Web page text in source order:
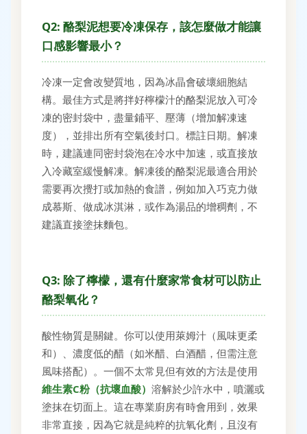
Q2: 酪梨泥想要冷凍保存，該怎麼做才能讓
口感影響最小？
冷凍一定會改變質地，因為冰晶會破壞細胞結
構。最佳方式是將拌好檸檬汁的酪梨泥放入可冷
凍的密封袋中，盡量鋪平、壓薄（增加解凍速
度），並排出所有空氣後封口。標註日期。解凍
時，建議連同密封袋泡在冷水中加速，或直接放
入冷藏室緩慢解凍。解凍後的酪梨泥最適合用於
需要再次攪打或加熱的食譜，例如加入巧克力做
成慕斯、做成冰淇淋，或作為湯品的增稠劑，不
建議直接塗抹麵包。
Q3: 除了檸檬，還有什麼家常食材可以防止
酪梨氧化？
酸性物質是關鍵。你可以使用萊姆汁（風味更柔
和）、濃度低的醋（如米醋、白酒醋，但需注意
風味搭配）。一個不太常見但有效的方法是使用
維生素C粉（抗壞血酸） 溶解於少許水中，噴灑或
塗抹在切面上。這在專業廚房有時會用到，效果
非常直接，因為它就是純粹的抗氧化劑，且沒有